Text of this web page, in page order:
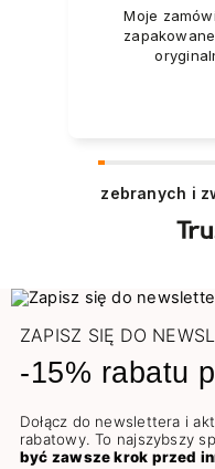
Moje
zebranych i
ZAPISZ SIĘ DO
-15% rabatu
Dołącz do newslettera i
rabatowy. To najszybszy
być zawsze krok przed